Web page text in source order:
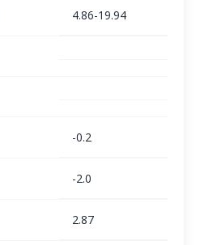
4.86-19.94
-0.2
-2.0
2.87